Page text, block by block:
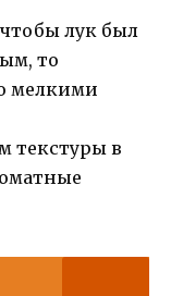
лук был
то
мелкими
текстуры в